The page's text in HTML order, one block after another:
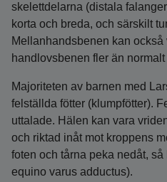
skelettdelarna (distala
korta och breda, och särskilt
Mellanhandsbenen kan också
handlovsbenen fler än
Majoriteten av barnen med
felställda fötter (klumpfötter).
uttalade. Hälen kan vara
och riktad inåt mot kroppens
foten och tårna peka nedåt,
equino varus adductus).